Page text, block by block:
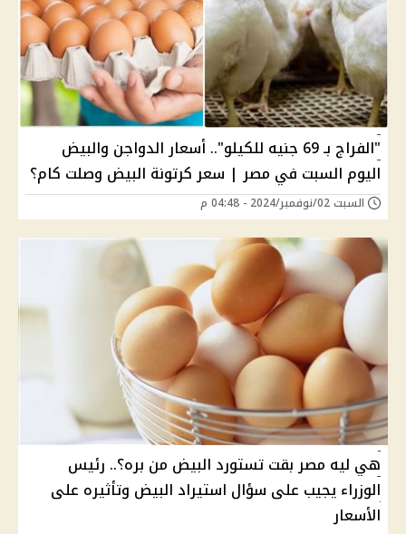
"الفراج بـ 69 جنيه للكيلو".. أسعار الدواجن والبيض
اليوم السبت في مصر | سعر كرتونة البيض وصلت كام؟
السبت 02/نوفمبر/2024 - 04:48 م
هي ليه مصر بقت تستورد البيض من بره؟.. رئيس
الوزراء يجيب على سؤال استيراد البيض وتأثيره على
الأسعار